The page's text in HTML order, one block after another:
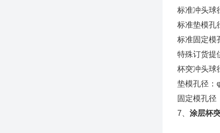
标准冲头球
标准垫模孔
标准固定模
特殊订货提
杯突冲头球
垫模孔径：
固定模孔径
7、 涂层杯